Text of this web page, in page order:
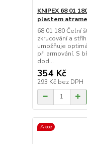
KNIPEX 68 01
plastem
68 01 180 Čelní
zkrucování a
umožňuje
při armování. S
dod...
354 Kč
293 Kč bez DPH
Akce